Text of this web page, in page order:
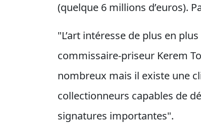
(quelque 6 millions d’euros).
"L’art intéresse de plus en
commissaire-priseur Kerem
nombreux mais il existe une
collectionneurs capables de
signatures importantes".